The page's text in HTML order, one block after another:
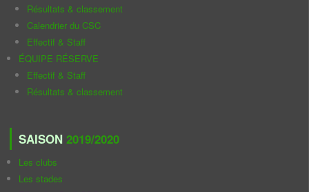
Résultats & classement
Calendrier du CSC
Effectif & Staff
ÉQUIPE RÉSERVE
Effectif & Staff
Résultats & classement
SAISON 2019/2020
Les clubs
Les stades